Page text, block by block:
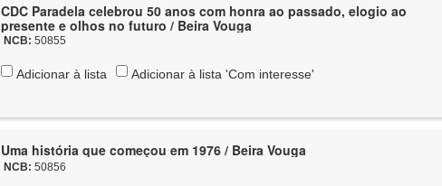
CDC Paradela celebrou 50 anos com honra ao passado, elogio ao
presente e olhos no futuro / Beira Vouga
NCB:50855
Adicionar à lista Adicionar à lista 'Com interesse'
Uma história que começou em 1976 / Beira Vouga
NCB:50856